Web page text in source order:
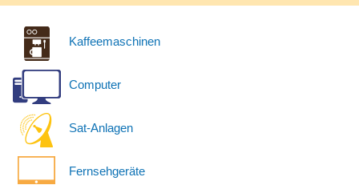
Kaffeemaschinen
Computer
Sat-Anlagen
Fernsehgeräte